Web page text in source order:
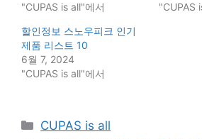
"CUPAS is all"에서
"CUPAS
할인정보 스노우피크 인기
제품 리스트 10
6월 7, 2024
"CUPAS is all"에서
Categories
CUPAS is all